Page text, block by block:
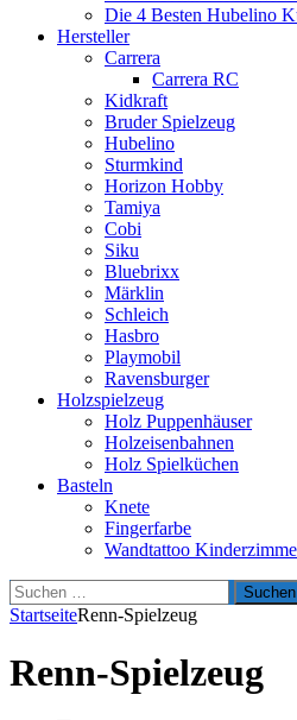
Die 4 Besten Hubelino
Hersteller
Carrera
Carrera RC
Kidkraft
Bruder Spielzeug
Hubelino
Sturmkind
Horizon Hobby
Tamiya
Cobi
Siku
Bluebrixx
Märklin
Schleich
Hasbro
Playmobil
Ravensburger
Holzspielzeug
Holz Puppenhäuser
Holzeisenbahnen
Holz Spielküchen
Basteln
Knete
Fingerfarbe
Wandtattoo
Suchen
nach:
StartseiteRenn-Spielzeug
Renn-Spielzeug